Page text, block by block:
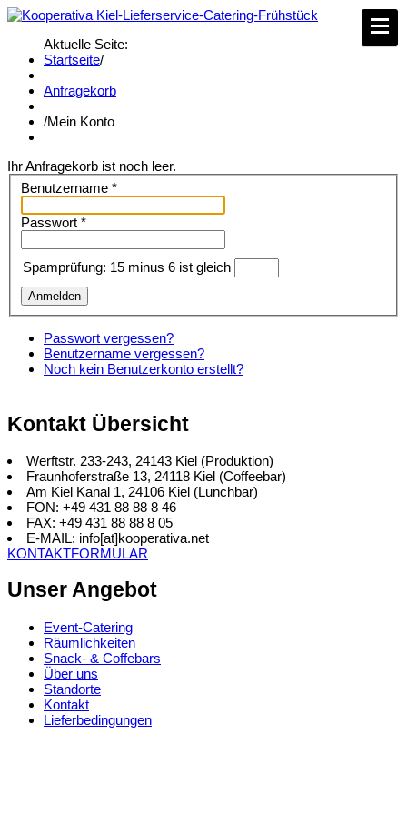
Aktuelle Seite:
Startseite/
Anfragekorb
/Mein Konto
Ihr Anfragekorb ist noch leer.
Benutzername *
Passwort *
Spamprüfung: 15 minus 6 ist gleich
Anmelden
Passwort vergessen?
Benutzername vergessen?
Noch kein Benutzerkonto erstellt?
Kontakt Übersicht
Werftstr. 233-243, 24143 Kiel (Produktion)
Fraunhoferstraße 13, 24118 Kiel (Coffeebar)
Am Kiel Kanal 1, 24106 Kiel (Lunchbar)
FON: +49 431 88 88 8 46
FAX: +49 431 88 88 8 05
E-MAIL: info[at]kooperativa.net
KONTAKTFORMULAR
Unser Angebot
Event-Catering
Räumlichkeiten
Snack- & Coffebars
Über uns
Standorte
Kontakt
Lieferbedingungen